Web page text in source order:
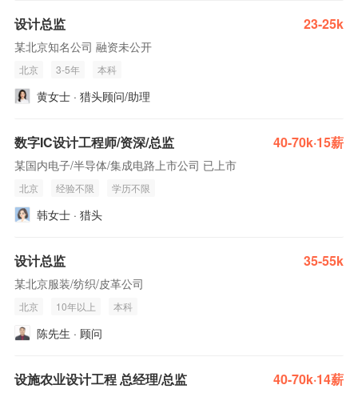
设计总监 23-25k
某北京知名公司 融资未公开
北京 3-5年 本科
黄女士 · 猎头顾问/助理
数字IC设计工程师/资深/总监 40-70k·15薪
某国内电子/半导体/集成电路上市公司 已上市
北京 经验不限 学历不限
韩女士 · 猎头
设计总监 35-55k
某北京服装/纺织/皮革公司
北京 10年以上 本科
陈先生 · 顾问
设施农业设计工程 总经理/总监 40-70k·14薪